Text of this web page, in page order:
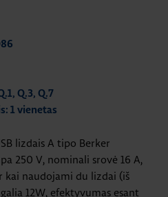
Q.3, Q.7
1 vienetas
lizdais A tipo Berker
250 V, nominali srovė 16 A,
kai naudojami du lizdai (iš
12W, efektyvumas esant